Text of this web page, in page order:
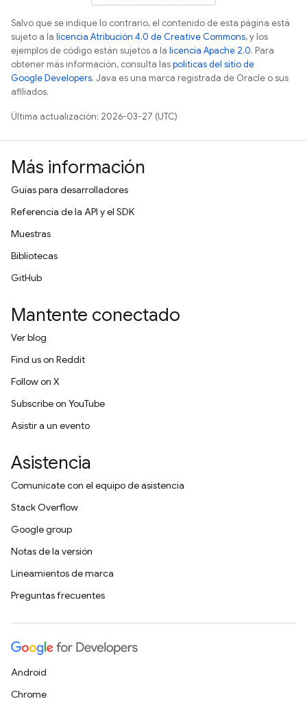
Salvo que se indique lo contrario, el contenido de esta página está
sujeto a la licencia Atribución 4.0 de Creative Commons, y los
ejemplos de código están sujetos a la licencia Apache 2.0. Para
obtener más información, consulta laspolíticas del sitio de
Google Developers. Java es una marca registrada de Oracle o sus
afiliados.
Última actualización: 2026-03-27 (UTC)
Más información
Guías para desarrolladores
Referencia de la API y el SDK
Muestras
Bibliotecas
GitHub
Mantente conectado
Ver blog
Find us on Reddit
Follow on X
Subscribe on YouTube
Asistir a un evento
Asistencia
Comunícate con el equipo de asistencia
Stack Overflow
Google group
Notas de la versión
Lineamientos de marca
Preguntas frecuentes
Android
Chrome